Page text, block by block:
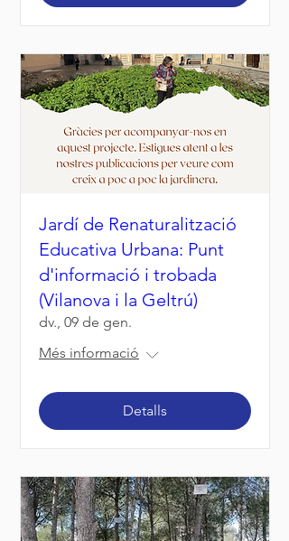
Jardí de Renaturalització
Educativa Urbana: Punt
d'informació i trobada
(Vilanova i la Geltrú)
dv., 09 de gen.
Més informació
Detalls